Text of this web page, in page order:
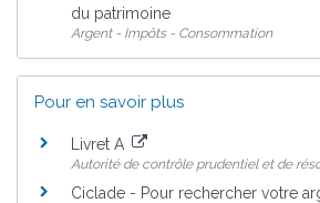
du patrimoine
Argent - Impôts - Consommation
Pour en savoir plus
Livret A
Autorité de contrôle prudentiel et de
Ciclade - Pour rechercher votre